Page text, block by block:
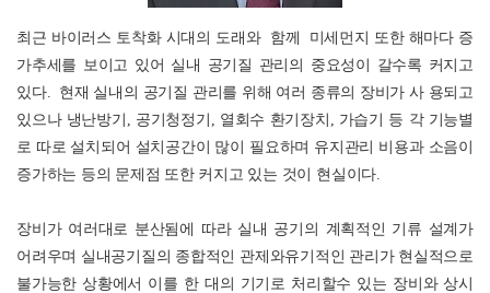
최근 바이러스 토착화 시대의 도래와 함께 미세먼지 또한 해마다 증
가추세를 보이고 있어 실내 공기질 관리의 중요성이 갈수록 커지고
있다. 현재 실내의 공기질 관리를 위해 여러 종류의 장비가 사 용되고
있으나 냉난방기, 공기청정기, 열회수 환기장치, 가습기 등 각 기능별
로 따로 설치되어 설치공간이 많이 필요하며 유지관리 비용과 소음이
증가하는 등의 문제점 또한 커지고 있는 것이 현실이다.
장비가 여러대로 분산됨에 따라 실내 공기의 계획적인 기류 설계가
어려우며 실내공기질의 종합적인 관제와유기적인 관리가 현실적으로
불가능한 상황에서 이를 한 대의 기기로 처리할수 있는 장비와 상시